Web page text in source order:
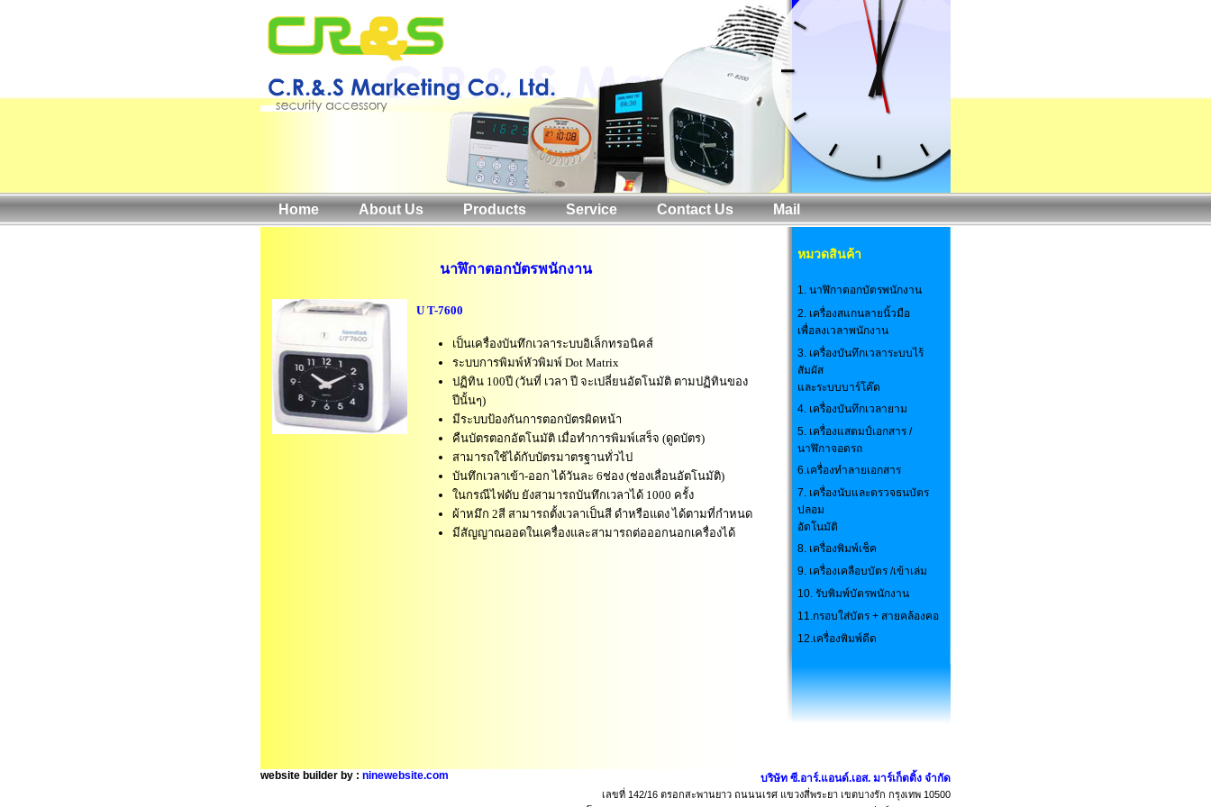
Home About Us Products Service Contact Us Mail
นาฬิกาตอกบัตรพนักงาน
U T-7600
เป็นเครื่องบันทึกเวลาระบบอิเล็กทรอนิคส์
ระบบการพิมพ์หัวพิมพ์ Dot Matrix
ปฏิทิน 100ปี (วันที่ เวลา ปี จะเปลี่ยนอัตโนมัติ ตามปฏิทินของ
ปีนั้นๆ)
มีระบบป้องกันการตอกบัตรผิดหน้า
คืนบัตรตอกอัตโนมัติ เมื่อทำการพิมพ์เสร็จ (ดูดบัตร)
สามารถใช้ได้กับบัตรมาตรฐานทั่วไป
บันทึกเวลาเข้า-ออก ได้วันละ 6ช่อง (ช่องเลื่อนอัตโนมัติ)
ในกรณีไฟดับ ยังสามารถบันทึกเวลาได้ 1000 ครั้ง
ผ้าหมึก 2สี สามารถตั้งเวลาเป็นสี ดำหรือแดง ได้ตามที่กำหนด
มีสัญญาณออดในเครื่องและสามารถต่อออกนอกเครื่องได้
หมวดสินค้า
1. นาฬิกาตอกบัตรพนักงาน
2. เครื่องสแกนลายนิ้วมือ
เพื่อลงเวลาพนักงาน
3. เครื่องบันทึกเวลาระบบไร้
สัมผัส
และระบบบาร์โค๊ด
4. เครื่องบันทึกเวลายาม
5. เครื่องแสตมป์เอกสาร /
นาฬิกาจอดรถ
6.เครื่องทำลายเอกสาร
7. เครื่องนับและตรวจธนบัตร
ปลอม
อัตโนมัติ
8. เครื่องพิมพ์เช็ค
9. เครื่องเคลือบบัตร /เข้าเล่ม
10. รับพิมพ์บัตรพนักงาน
11.กรอบใส่บัตร + สายคล้องคอ
12.เครื่องพิมพ์ดีด
website builder by : ninewebsite.com บริษัท ซี.อาร์.แอนด์.เอส. มาร์เก็ตติ้ง จำกัด
เลขที่ 142/16 ตรอกสะพานยาว ถนนนเรศ แขวงสี่พระยา เขตบางรัก กรุงเทพ 10500